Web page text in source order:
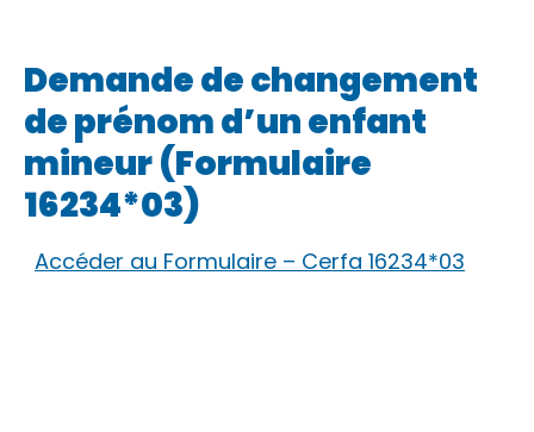
Demande de changement
de prénom d’un enfant
mineur (Formulaire
16234*03)
Accéder au Formulaire – Cerfa 16234*03